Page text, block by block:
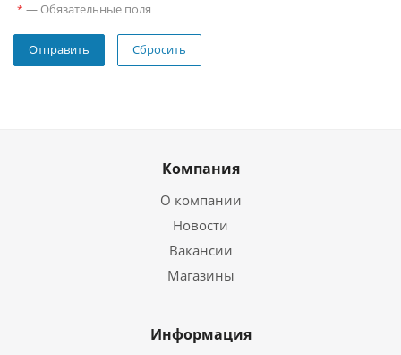
* — Обязательные поля
Сбросить
Компания
О компании
Новости
Вакансии
Магазины
Информация